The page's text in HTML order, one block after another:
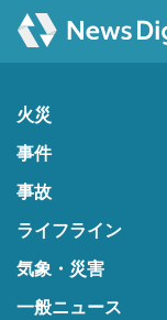
火災
事件
事故
ライフライン
気象・災害
一般ニュース